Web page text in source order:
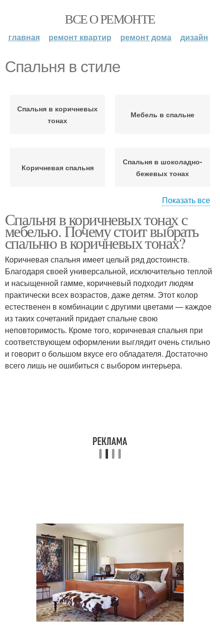
ВСЕ О РЕМОНТЕ
главная ремонт квартир ремонт дома дизайн
Спальня в стиле
Спальня в коричневых
тонах
Мебель в спальне
Коричневая спальня
Спальня в шоколадно-
бежевых тонах
спальня
Показать все
Спальня в коричневых тонах с
мебелью. Почему стоит выбрать
спальню в коричневых тонах?
Коричневая спальня имеет целый ряд достоинств.
Благодаря своей универсальной, исключительно теплой
и насыщенной гамме, коричневый подходит людям
практически всех возрастов, даже детям. Этот колор
естественен в комбинации с другими цветами — каждое
из таких сочетаний придает спальне свою
неповторимость. Кроме того, коричневая спальня при
соответствующем оформлении выглядит очень стильно
и говорит о большом вкусе его обладателя. Достаточно
всего лишь не ошибиться с выбором интерьера.